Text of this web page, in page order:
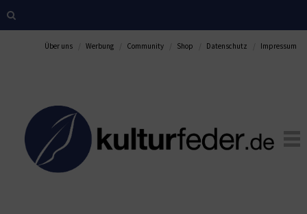
Über uns Werbung Community Shop Datenschutz Impressum